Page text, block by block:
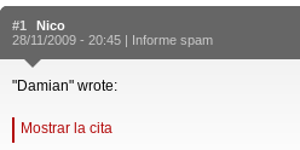
#1
Nico
28/11/2009 - 20:45 | Informe spam
"Damian" wrote:
Mostrar la cita